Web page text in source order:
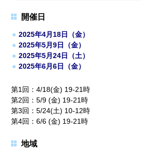
開催日
2025年4月18日（金）
2025年5月9日（金）
2025年5月24日（土）
2025年6月6日（金）
第1回：4/18(金) 19-21時
第2回：5/9 (金) 19-21時
第3回：5/24(土) 10-12時
第4回：6/6 (金) 19-21時
地域